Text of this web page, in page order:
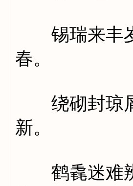
锡瑞来丰岁
春。
绕砌封琼屑
新。
鹤毳迷难辨